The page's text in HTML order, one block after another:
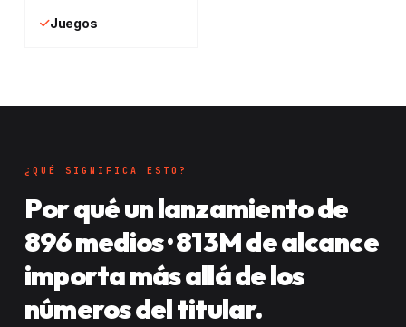
Juegos
¿QUÉ SIGNIFICA ESTO?
Por qué un lanzamiento de
896 medios · 813M de alcance
importa más allá de los
números del titular.